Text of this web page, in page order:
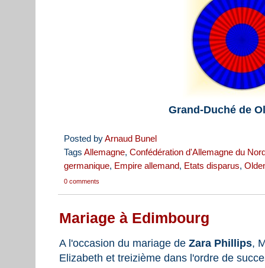
Grand-Duché de
Posted byArnaud Bunel
Tags Allemagne, Confédération d'Allemagne du
germanique, Empire allemand, Etats disparus,
0 comments
Mariage à Edimbourg
A l'occasion du mariage de Zara Phillips,
Elizabeth et treizième dans l'ordre de